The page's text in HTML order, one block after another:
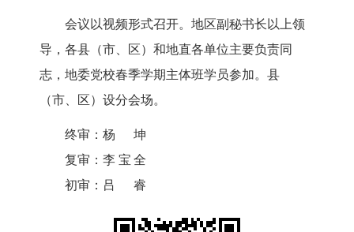
会议以视频形式召开。地区副秘书长以上领
导，各县（市、区）和地直各单位主要负责同
志，地委党校春季学期主体班学员参加。县
（市、区）设分会场。
终审： 杨坤
复审： 李宝全
初审： 吕睿